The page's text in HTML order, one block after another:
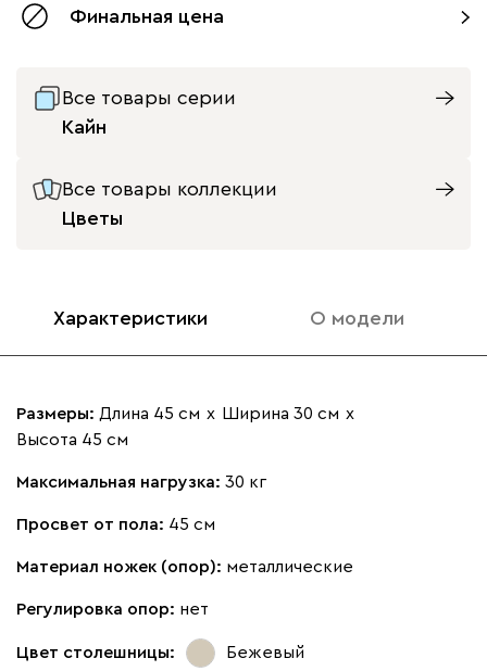
Финальная цена
Все товары серии
Кайн
Все товары коллекции
Цветы
Характеристики О модели
Размеры: Длина 45 см х Ширина 30 см х
Высота 45 см
Максимальная нагрузка: 30 кг
Просвет от пола: 45 см
Материал ножек (опор): металлические
Регулировка опор: нет
Цвет столешницы: Бежевый